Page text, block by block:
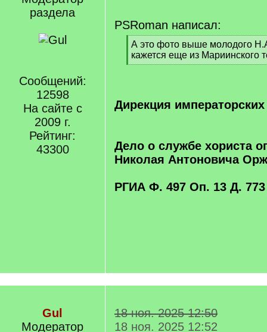
раздела
Сообщений:
12598
На сайте с
2009 г.
Рейтинг:
43300
PSRoman написал:
[
q
]
А это фото выше молодого
кажется еще из Мариинского
[
Дирекция императорских
Дело о службе хориста
Николая Антоновича
РГИА Ф. 497 Оп. 13 Д. 773
Gul
Модератор
18 ноя. 2025 12:50
18 ноя. 2025 12:52